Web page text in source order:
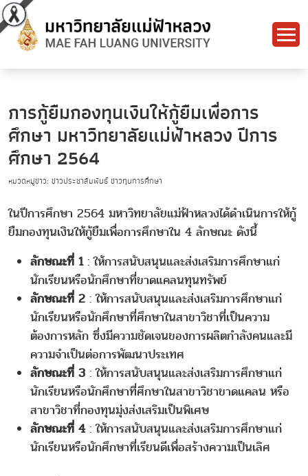
การกู้ยืมกองทุนเงินให้กู้ยืมเพื่อการ
ศึกษา มหาวิทยาลัยแม่ฟ้าหลวง ปีการ
ศึกษา 2564
หมวดหมู่ข่าว: ข่าวประชาสัมพันธ์ ข่าวทุนการศึกษา
ในปีการศึกษา 2564 มหาวิทยาลัยแม่ฟ้าหลวงได้ดำเนินการให้กู้
ยืมกองทุนเงินให้กู้ยืมเพื่อการศึกษาใน 4 ลักษณะ ดังนี้
ลักษณะที่ 1: ให้การสนับสนุนและส่งเสริมการศึกษาแก่
นักเรียนหรือนักศึกษาที่ขาดแคลนทุนทรัพย์
ลักษณะที่ 2 : ให้การสนับสนุนและส่งเสริมการศึกษาแก่
นักเรียนหรือนักศึกษาที่ศึกษาในสาขาวิชาที่เป็นความ
ต้องการหลัก ซึ่งมีความชัดเจนของการผลิตกำลังคนและมี
ความจำเป็นต่อการพัฒนาประเทศ
ลักษณะที่ 3 : ให้การสนับสนุนและส่งเสริมการศึกษาแก่
นักเรียนหรือนักศึกษาที่ศึกษาในสาขาวิชาขาดแคลน หรือ
สาขาวิชาที่กองทุนมุ่งส่งเสริมเป็นพิเศษ
ลักษณะที่ 4: ให้การสนับสนุนและส่งเสริมการศึกษาแก่
นักเรียนหรือนักศึกษาที่เรียนดีเพื่อสร้างความเป็นเลิศ